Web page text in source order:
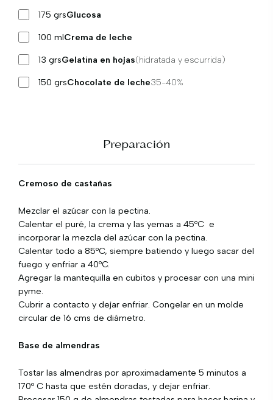
175 grsGlucosa
100 mlCrema de leche
13 grsGelatina en hojas(hidratada y escurrida)
150 grsChocolate de leche35-40%
Preparación
Cremoso de castañas
Mezclar el azúcar con la pectina.
Calentar el puré, la crema y las yemas a 45ºC e
incorporar la mezcla del azúcar con la pectina.
Calentar todo a 85ºC, siempre batiendo y luego sacar del
fuego y enfriar a 40ºC.
Agregar la mantequilla en cubitos y procesar con una mini
pyme.
Cubrir a contacto y dejar enfriar. Congelar en un molde
circular de 16 cms de diámetro.
Base de almendras
Tostar las almendras por aproximadamente 5 minutos a
170º C hasta que estén doradas, y dejar enfriar.